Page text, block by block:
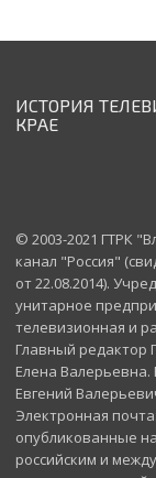
ИСТОРИЯ
КРАЕ
© 2003-2021 ГТРК
канал "Россия"
от 22.08.2014).
унитарное
телевизионная и
Главный редактор
Елена
Евгений
Электронная
опубликованные
российским и